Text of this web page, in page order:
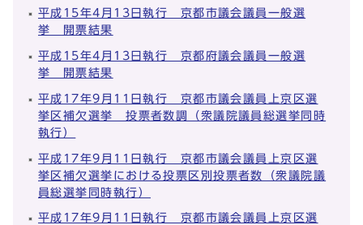
平成15年4月13日執行 京都市議会議員一般選
挙 開票結果
平成15年4月13日執行 京都府議会議員一般選
挙 開票結果
平成17年9月11日執行 京都市議会議員上京区選
挙区補欠選挙 投票者数調（衆議院議員総選挙同時
執行）
平成17年9月11日執行 京都市議会議員上京区選
挙区補欠選挙における投票区別投票者数（衆議院議
員総選挙同時執行）
平成17年9月11日執行 京都市議会議員上京区選